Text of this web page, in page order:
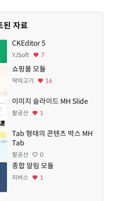
된 자료
CKEditor 5
YJSoft 7
쇼핑몰 모듈
딱따고기 16
이미지 슬라이드 MH Slide
팔공산 1
Tab 형태의 콘텐츠 박스 MH
Tab
팔공산 0
종합 알림 모듈
리버스 1